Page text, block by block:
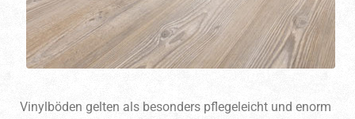
Vinylböden gelten als besonders pflegeleicht und enorm